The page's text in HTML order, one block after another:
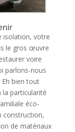
isolation, votre
le gros œuvre
voire
parlons-nous
Eh bien tout
la particularité
éco-
construction,
de matériaux